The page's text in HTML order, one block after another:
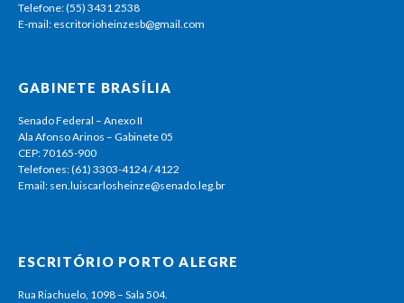
Telefone: (55) 3431 2538
E-mail: escritorioheinzesb@gmail.com
GABINETE BRASÍLIA
Senado Federal – Anexo II
Ala Afonso Arinos – Gabinete 05
CEP: 70165-900
Telefones: (61) 3303-4124 / 4122
Email: sen.luiscarlosheinze@senado.leg.br
ESCRITÓRIO PORTO ALEGRE
Rua Riachuelo, 1098 – Sala 504.